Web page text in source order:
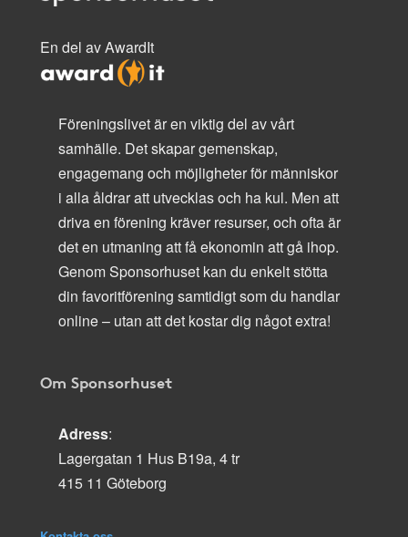
En del av AwardIt
Föreningslivet är en viktig del av vårt
samhälle. Det skapar gemenskap,
engagemang och möjligheter för människor
i alla åldrar att utvecklas och ha kul. Men att
driva en förening kräver resurser, och ofta är
det en utmaning att få ekonomin att gå ihop.
Genom Sponsorhuset kan du enkelt stötta
din favoritförening samtidigt som du handlar
online – utan att det kostar dig något extra!
Om Sponsorhuset
Adress:
Lagergatan 1 Hus B19a, 4 tr
415 11 Göteborg